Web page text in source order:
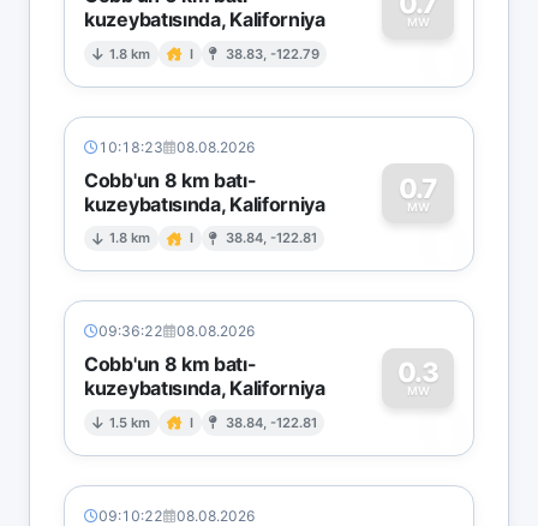
kuzeybatısında, Kaliforniya
1.8 km I 38.83, -122.79
MW
0
10:18:23 08.08.2026
Cobb'un 8 km batı-
kuzeybatısında, Kaliforniya
1.8 km I 38.84, -122.81
0.7
MW
0
09:36:22 08.08.2026
Cobb'un 8 km batı-
kuzeybatısında, Kaliforniya
1.5 km I 38.84, -122.81
0.3
MW
0
09:10:22 08.08.2026